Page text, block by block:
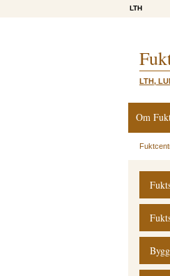
LTH
LTH,
Om